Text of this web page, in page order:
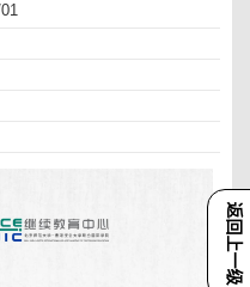
返回上一级